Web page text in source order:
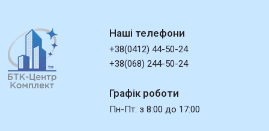
Наші телефони
+38(0412) 44-50-24
+38(068) 244-50-24
Графік роботи
Пн-Пт: з 8:00 до 17:00